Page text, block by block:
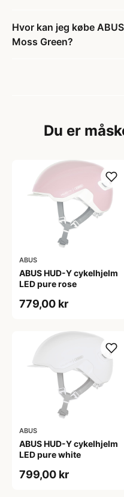
Hvor kan jeg købe
Moss Green?
Du er
ABUS
ABUS HUD-Y cykelhjelm
LED pure rose
779,00 kr
ABUS
ABUS HUD-Y cykelhjelm
LED pure white
799,00 kr